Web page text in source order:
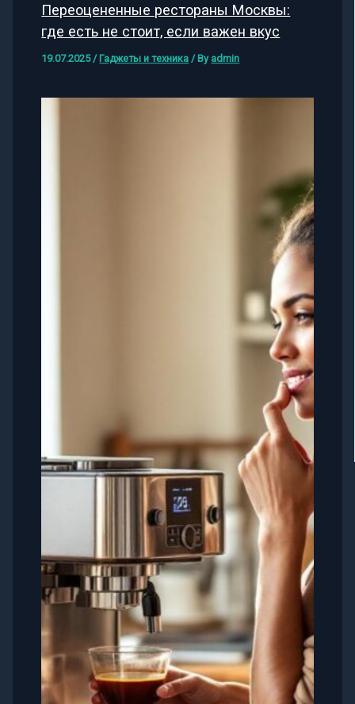
Переоцененные рестораны Москвы:
где есть не стоит, если важен вкус
19.07.2025 /Гаджеты и техника / By admin